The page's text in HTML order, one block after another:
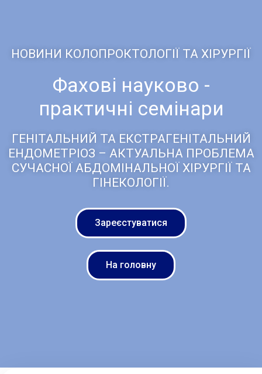
НОВИНИ КОЛОПРОКТОЛОГІЇ ТА ХІРУРГІЇ
Фахові науково -
практичні семінари
ГЕНІТАЛЬНИЙ ТА ЕКСТРАГЕНІТАЛЬНИЙ
ЕНДОМЕТРІОЗ – АКТУАЛЬНА ПРОБЛЕМА
СУЧАСНОЇ АБДОМІНАЛЬНОЇ ХІРУРГІЇ ТА
ГІНЕКОЛОГІЇ.
Зареєстуватися
На головну